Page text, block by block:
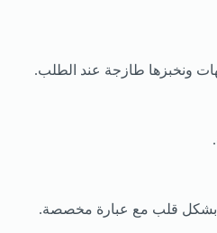
ونخبزها طازجة عند الطلب.
بشكل قلب مع عبارة مخصصة.